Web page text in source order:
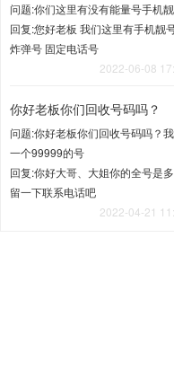
问题:你们这里有没有能量号手机
回复:您好老板 我们这里有手机靓
炸弹号 固定电话号
2022-06-08
你好老板你们回收号码吗？
问题:你好老板你们回收号码吗？
一个99999的号
回复:你好大哥、大姐你的全号是
留一下联系电话吧
2022-04-21